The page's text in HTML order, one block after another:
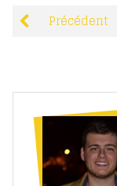
Précédent